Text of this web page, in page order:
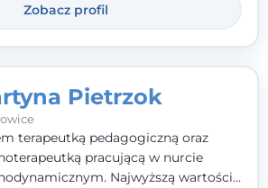
Zobacz profil
Pietrzok
terapeutką pedagogiczną oraz
pracującą w nurcie
Najwyższą wartością